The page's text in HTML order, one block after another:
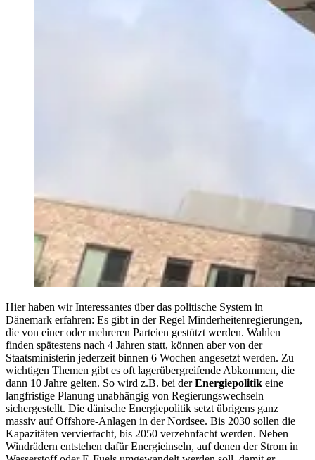
Hier haben wir Interessantes über das politische System in
Dänemark erfahren: Es gibt in der Regel Minderheitenregierungen,
die von einer oder mehreren Parteien gestützt werden. Wahlen
finden spätestens nach 4 Jahren statt, können aber von der
Staatsministerin jederzeit binnen 6 Wochen angesetzt werden. Zu
wichtigen Themen gibt es oft lagerübergreifende Abkommen, die
dann 10 Jahre gelten. So wird z.B. bei derEnergiepolitik eine
langfristige Planung unabhängig von Regierungswechseln
sichergestellt. Die dänische Energiepolitik setzt übrigens ganz
massiv auf Offshore-Anlagen in der Nordsee. Bis 2030 sollen die
Kapazitäten vervierfacht, bis 2050 verzehnfacht werden. Neben
Windrädern entstehen dafür Energieinseln, auf denen der Strom in